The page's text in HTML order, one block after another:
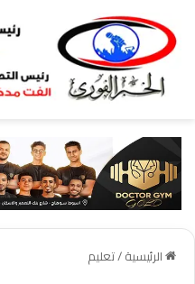
الرئيسية/تعليم